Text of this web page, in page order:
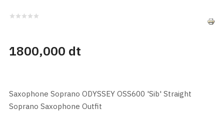
1800,000 dt
Saxophone Soprano ODYSSEY OSS600 'Sib' Straight
Soprano Saxophone Outfit